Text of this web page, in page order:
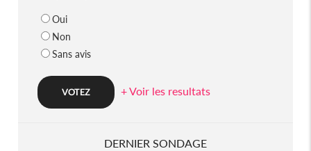
Oui
Non
Sans avis
+ Voir les resultats
DERNIER SONDAGE